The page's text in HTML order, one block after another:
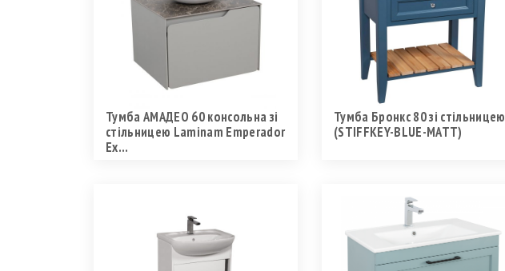
Тумба АМАДЕО 60 консольна зі
стільницею Laminam Emperador
Ex...
Тумба Бронкс 80 зі стільницею
(STIFFKEY-BLUE-MATT)